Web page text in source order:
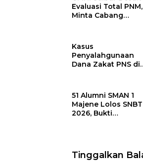
Evaluasi Total PNM,
Minta Cabang
Usai Dugaan
Penyalahgunaan
Data Nasabah
Kasus
Penyalahgunaan
Dana Zakat PNS di
Penyidikan Kejari
Majene, Siapa
Tersangkanya?
51 Alumni SMAN 1
Majene Lolos SNBT
2026, Bukti
Tinggalkan